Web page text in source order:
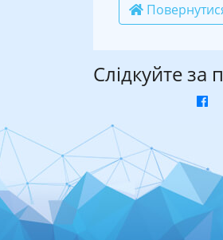
Слідкуйте за